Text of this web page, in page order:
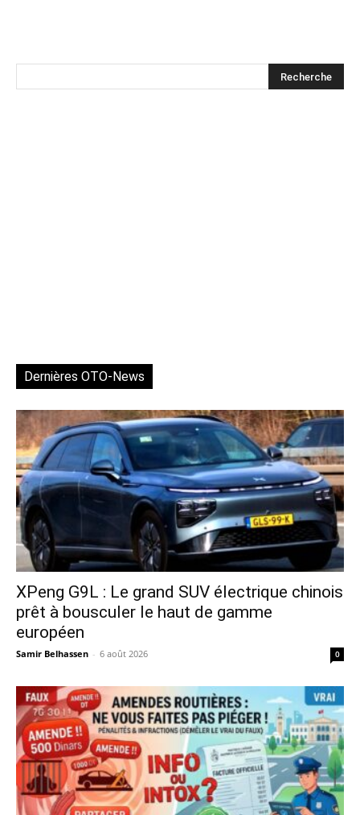
Dernières OTO-News
XPeng G9L : Le grand SUV électrique chinois
prêt à bousculer le haut de gamme
européen
Samir Belhassen - 6 août 2026 0